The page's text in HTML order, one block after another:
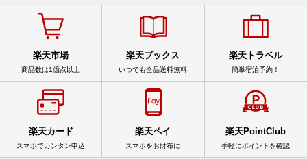
楽天市場
商品数は1億点以上
楽天ブックス
いつでも全品送料無料
楽天トラベル
簡単宿泊予約！
楽天カード
スマホでカンタン申込
楽天ペイ
スマホをお財布に
楽天PointClub
手軽にポイントを確認